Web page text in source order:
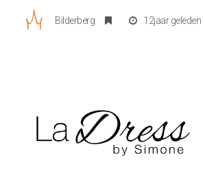
Bilderberg 12jaar geleden